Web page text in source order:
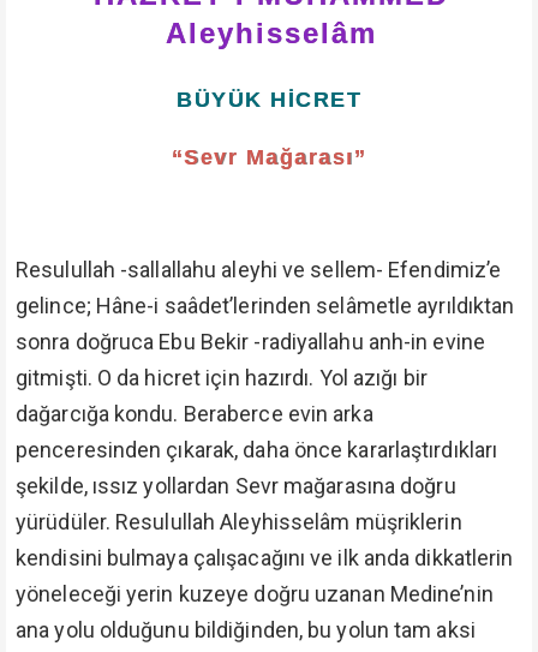
Aleyhisselâm
BÜYÜK HİCRET
“Sevr Mağarası”
Resulullah -sallallahu aleyhi ve sellem- Efendimiz’e
gelince; Hâne-i saâdet’lerinden selâmetle ayrıldıktan
sonra doğruca Ebu Bekir -radiyallahu anh-in evine
gitmişti. O da hicret için hazırdı. Yol azığı bir
dağarcığa kondu. Beraberce evin arka
penceresinden çıkarak, daha önce kararlaştırdıkları
şekilde, ıssız yollardan Sevr mağarasına doğru
yürüdüler. Resulullah Aleyhisselâm müşriklerin
kendisini bulmaya çalışacağını ve ilk anda dikkatlerin
yöneleceği yerin kuzeye doğru uzanan Medine’nin
ana yolu olduğunu bildiğinden, bu yolun tam aksi